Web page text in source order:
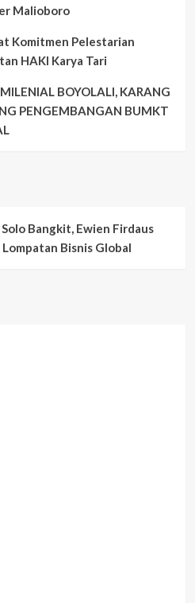
Malioboro
Komitmen Pelestarian
HAKI Karya Tari
BOYOLALI, KARANG
PENGEMBANGAN BUMKT
Solo Bangkit, Ewien Firdaus
Bisnis Global